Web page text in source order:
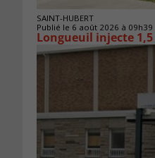
SAINT-HUBERT
Publié le 6 août 2026 à 09h39
Longueuil injecte